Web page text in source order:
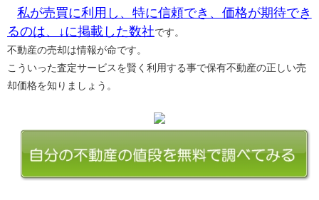
私が売買に利用し、特に信頼でき、価格が期待でき
るのは、↓に掲載した数社です。
不動産の売却は情報が命です。
こういった査定サービスを賢く利用する事で保有不動産の正しい売
却価格を知りましょう。